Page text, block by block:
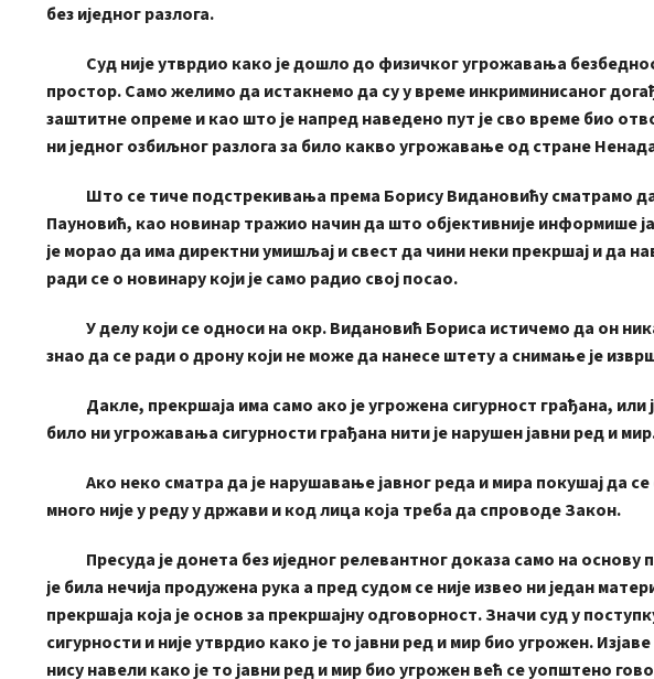
без иједног разлога.
Суд није утврдио како је дошло до физичког угрожавања
простор. Само желимо да истакнемо да су у време инкриминисаног
заштитне опреме и као што је напред наведено пут је сво време био
ни једног озбиљног разлога за било какво угрожавање од стране
Што се тиче подстрекивања према Борису Видановићу сматрамо да
Пауновић, као новинар тражио начин да што објективније информише
је морао да има директни умишљај и свест да чини неки прекршај и да
ради се о новинару који је само радио свој посао.
У делу који се односи на окр. Видановић Бориса истичемо да он
знао да се ради о дрону који не може да нанесе штету а снимање је
Дакле, прекршаја има само ако је угрожена сигурност грађана, или
било ни угрожавања сигурности грађана нити је нарушен јавни ред и
Ако неко сматра да је нарушавање јавног реда и мира покушај да
много није у реду у држави и код лица која треба да спроводе Закон.
Пресуда је донета без иједног релевантног доказа само на основу
је била нечија продужена рука а пред судом се није извео ни један
прекршаја која је основ за прекршајну одговорност. Значи суд у
сигурности и није утврдио како је то јавни ред и мир био угрожен.
нису навели како је то јавни ред и мир био угрожен већ се уопштено